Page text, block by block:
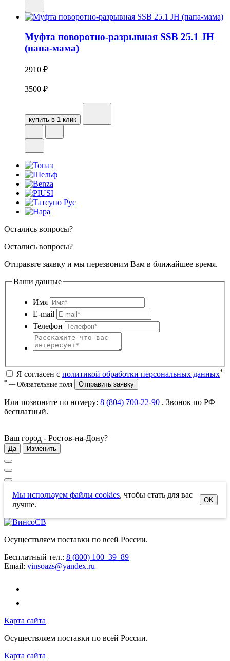
Муфта поворотно-разрывная SSB 25.1 JH
(папа-мама)
2910 ₽
3500 ₽
купить в 1 клик
Остались вопросы?
Остались вопросы?
Отправьте заявку и мы перезвоним Вам в ближайшее время.
Ваши данные
Имя
E-mail
Телефон
Я согласен с политикой обработки персональных данных*
* — Обязательные поля Отправить заявку
Или позвоните по номеру: 8 (804) 700-22-90 . Звонок по РФ
бесплатный.
Ваш город - Ростов-на-Дону?
Да Изменить
Мы используем файлы cookies, чтобы стать для вас
лучше.
OK
Осуществляем поставки по всей России.
Бесплатный тел.: 8 (800) 100–39–89
Email: vinsoazs@yandex.ru
Карта сайта
Осуществляем поставки по всей России.
Карта сайта